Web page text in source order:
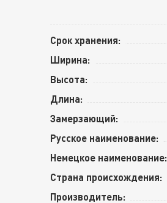
Срок хранения:
Ширина:
Высота:
Длина:
Замерзающий:
Русское наименование:
Немецкое наименование:
Страна происхождения:
Производитель: